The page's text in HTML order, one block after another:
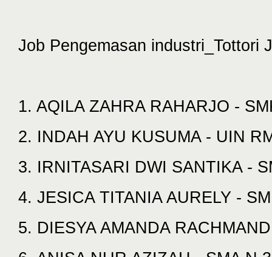
Job Pengemasan industri_Tottori
1. AQILA ZAHRA RAHARJO -
2. INDAH AYU KUSUMA - UIN
3. IRNITASARI DWI SANTIKA -
4. JESICA TITANIA AURELY -
5. DIESYA AMANDA